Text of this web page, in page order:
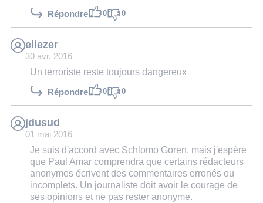
Répondre 0 0
eliezer
30 avr. 2016
Un terroriste reste toujours dangereux
Répondre 0 0
jdusud
01 mai 2016
Je suis d'accord avec Schlomo Goren, mais j'espère
que Paul Amar comprendra que certains rédacteurs
anonymes écrivent des commentaires erronés ou
incomplets. Un journaliste doit avoir le courage de
ses opinions et ne pas rester anonyme.